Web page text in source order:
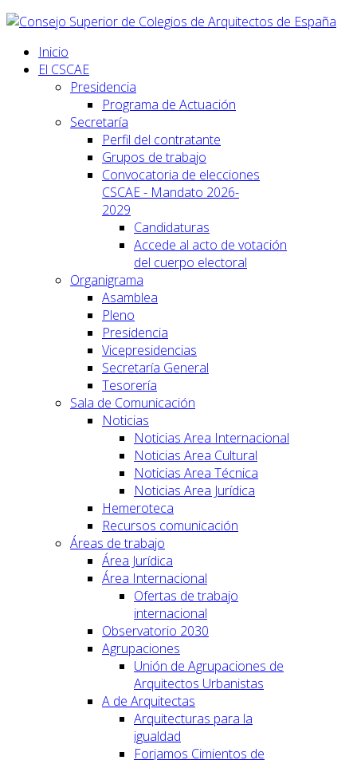
Inicio
El CSCAE
Presidencia
Programa de Actuación
Secretaría
Perfil del contratante
Grupos de trabajo
Convocatoria de elecciones
CSCAE - Mandato 2026-
2029
Candidaturas
Accede al acto de votación
del cuerpo electoral
Organigrama
Asamblea
Pleno
Presidencia
Vicepresidencias
Secretaría General
Tesorería
Sala de Comunicación
Noticias
Noticias Area Internacional
Noticias Area Cultural
Noticias Area Técnica
Noticias Area Jurídica
Hemeroteca
Recursos comunicación
Áreas de trabajo
Área Jurídica
Área Internacional
Ofertas de trabajo
internacional
Observatorio 2030
Agrupaciones
Unión de Agrupaciones de
Arquitectos Urbanistas
A de Arquitectas
Arquitecturas para la
igualdad
Forjamos Cimientos de